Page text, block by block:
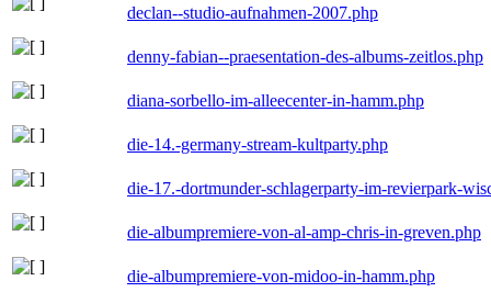
declan--studio-aufnahmen-2007.php
denny-fabian--praesentation-des-albums-zeitlos.php
diana-sorbello-im-alleecenter-in-hamm.php
die-14.-germany-stream-kultparty.php
die-17.-dortmunder-schlagerparty-im-revierpark-
die-albumpremiere-von-al-amp-chris-in-greven.php
die-albumpremiere-von-midoo-in-hamm.php